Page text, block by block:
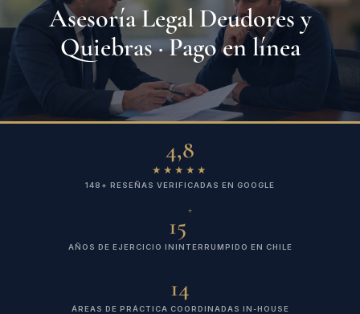
Asesoría Legal Deudores y
Quiebras · Pago en línea
4,8
★★★★★
148+ RESEÑAS VERIFICADAS EN GOOGLE
15
+
AÑOS DE EJERCICIO ININTERRUMPIDO EN CHILE
14
ÁREAS DE PRÁCTICA COORDINADAS IN-HOUSE